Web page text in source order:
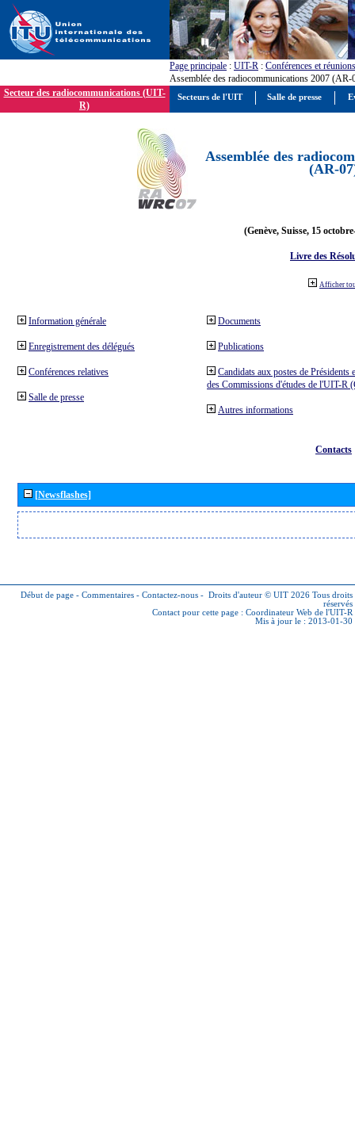
Page principale : UIT-R : Conférences et réunions
Assemblée des radiocommunications 2007 (AR-
Secteur des radiocommunications (UIT-
R)
Assemblée des
(AR-
(Genève, Suisse, 15
Livre des
Afficher
Information générale
Enregistrement des délégués
Conférences relatives
Salle de presse
Documents
Publications
Candidats aux postes de Présidents
des Commissions d'études de l'UIT-R
Autres informations
Contacts
[Newsflashes]
Début de page - Commentaires - Contactez-nous - Droits d'auteur © UIT 2026 Tous droits
réservés
Contact pour cette page : Coordinateur Web de l'UIT-R
Mis à jour le : 2013-01-30
Secteurs de l'UIT Salle de presse